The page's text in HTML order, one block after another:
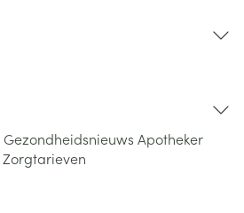
Gezondheidsnieuws Apotheker
Zorgtarieven